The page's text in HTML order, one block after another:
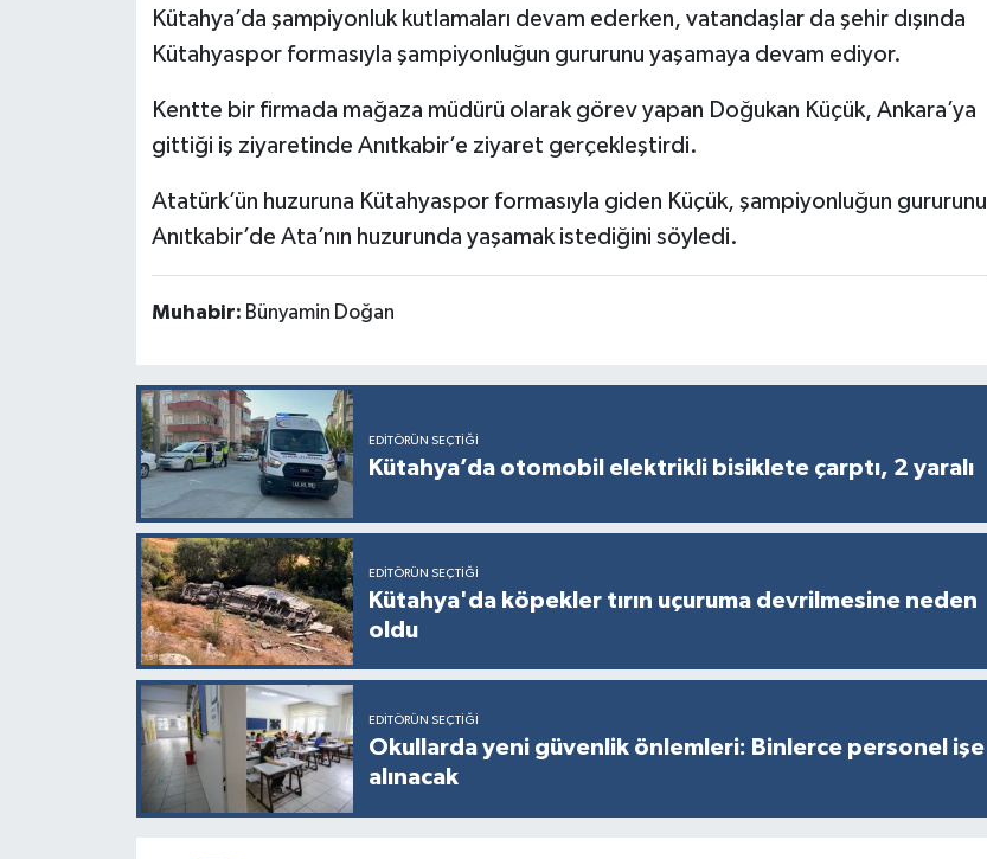
Kütahya’da şampiyonluk kutlamaları devam ederken, vatandaşlar da şehir dışında
Kütahyaspor formasıyla şampiyonluğun gururunu yaşamaya devam ediyor.
Kentte bir firmada mağaza müdürü olarak görev yapan Doğukan Küçük, Ankara’ya
gittiği iş ziyaretinde Anıtkabir’e ziyaret gerçekleştirdi.
Atatürk’ün huzuruna Kütahyaspor formasıyla giden Küçük, şampiyonluğun gururunu
Anıtkabir’de Ata’nın huzurunda yaşamak istediğini söyledi.
Muhabir: Bünyamin Doğan
EDITÖRÜN SEÇTIĞI
Kütahya’da otomobil elektrikli bisiklete çarptı, 2 yaralı
EDITÖRÜN SEÇTIĞI
Kütahya'da köpekler tırın uçuruma devrilmesine neden
oldu
EDITÖRÜN SEÇTIĞI
Okullarda yeni güvenlik önlemleri: Binlerce personel işe
alınacak
Kültür Sanat
Otomobil
Resmi İlan
Rüya Tabirleri
Şaphane
Tavşanlı